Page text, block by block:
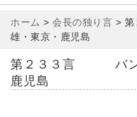
ホーム > 会長の独り言 >
雄・東京・鹿児島
第２３３言 バンコ
鹿児島